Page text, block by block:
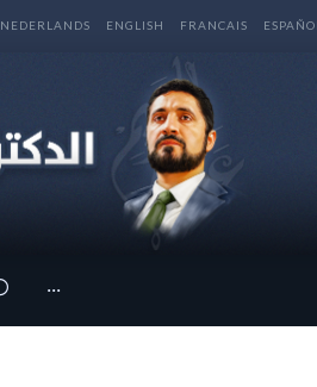
ESPAÑOL
FRANCAIS
ENGLISH
NEDERLANDS
···